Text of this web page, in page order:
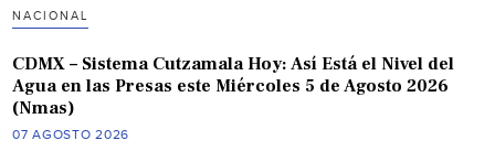
NACIONAL
CDMX – Sistema Cutzamala Hoy: Así Está el Nivel del
Agua en las Presas este Miércoles 5 de Agosto 2026
(Nmas)
07 AGOSTO 2026